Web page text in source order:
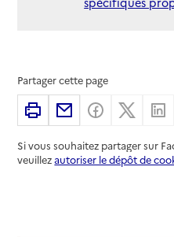
Partager cette page
ImprimerPartager par email
Partager
Si vous souhaitez partager sur
veuillezautoriser le dépôt de